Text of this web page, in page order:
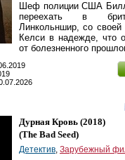
Шеф полиции США
переехать в
Линкольншир, со своей
Келси в надежде, что
от болезненного
Дурная Кровь (2018)
(The Bad Seed)
Детектив, Зарубежный